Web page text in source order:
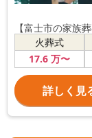
【富士市の家族
火葬式
17.6万〜
詳しく見